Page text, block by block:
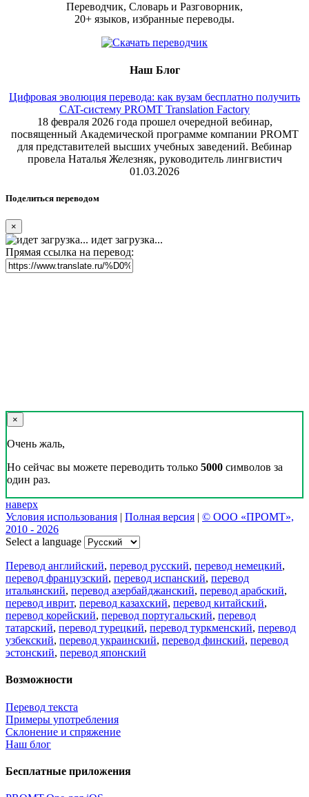
Переводчик, Словарь и Разговорник,
20+ языков, избранные переводы.
Наш Блог
Цифровая эволюция перевода: как вузам бесплатно получить
CAT-систему PROMT Translation Factory
18 февраля 2026 года прошел очередной вебинар,
посвященный Академической программе компании PROMT
для представителей высших учебных заведений. Вебинар
провела Наталья Железняк, руководитель лингвистич
01.03.2026
Поделиться переводом
×
идет загрузка...
Прямая ссылка на перевод:
×
Очень жаль,
Но сейчас вы можете переводить только 5000 символов за
один раз.
наверх
Условия использования | Полная версия | © ООО «ПРОМТ»,
2010 - 2026
Select a language
Перевод английский, перевод русский, перевод немецкий,
перевод французский, перевод испанский, перевод
итальянский, перевод азербайджанский, перевод арабский,
перевод иврит, перевод казахский, перевод китайский,
перевод корейский, перевод португальский, перевод
татарский, перевод турецкий, перевод туркменский, перевод
узбекский, перевод украинский, перевод финский, перевод
эстонский, перевод японский
Возможности
Перевод текста
Примеры употребления
Склонение и спряжение
Наш блог
Бесплатные приложения